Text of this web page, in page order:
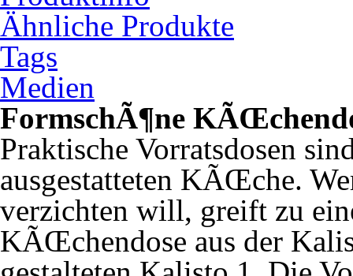
Ähnliche Produkte
Tags
Medien
FormschÃ¶ne
Praktische Vorratsdosen
ausgestatteten KÃŒche.
verzichten will, greift zu
KÃŒchendose aus der